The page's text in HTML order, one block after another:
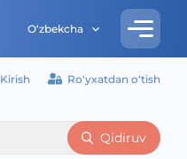
O‘zbekcha
Kirish Ro‘yxatdan o‘tish
Qidiruv